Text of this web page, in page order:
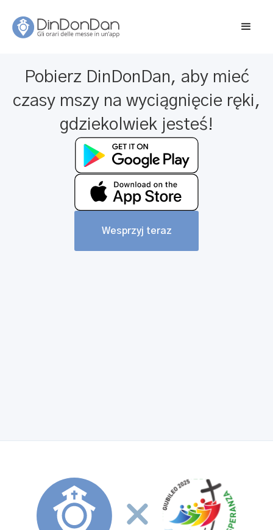
Pobierz DinDonDan, aby mieć
czasy mszy na wyciągnięcie ręki,
gdziekolwiek jesteś!
Wesprzyj teraz